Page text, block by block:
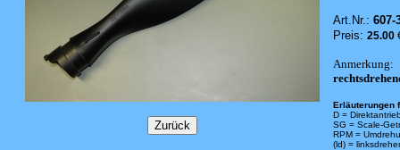
Art.Nr.: 607-
Preis: 25.00
Anmerkung:
Erläuterungen
D =
SG = Scale-
RPM =
(ld) =